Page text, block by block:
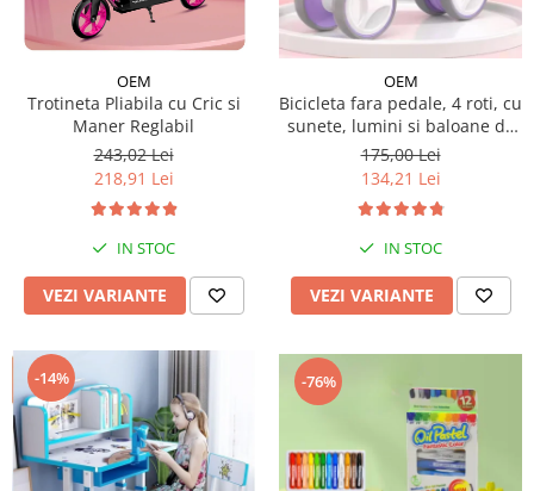
Micul explorator
Pictura, modelaj si accesorii
Tarcuri si corturi
Tarc joaca copii
Tarc joaca bebe
Tarc joaca cu bile
Corturi copii
OEM
Trotineta Pliabila cu Cric si
Maner Reglabil
243,02 Lei
218,91 Lei
IN STOC
VEZI VARIANTE
OEM
Bicicleta fara pedale, 4 roti, cu
sunete, lumini si baloane de
sapun
175,00 Lei
134,21 Lei
IN STOC
VEZI VARIANTE
-14% -76%